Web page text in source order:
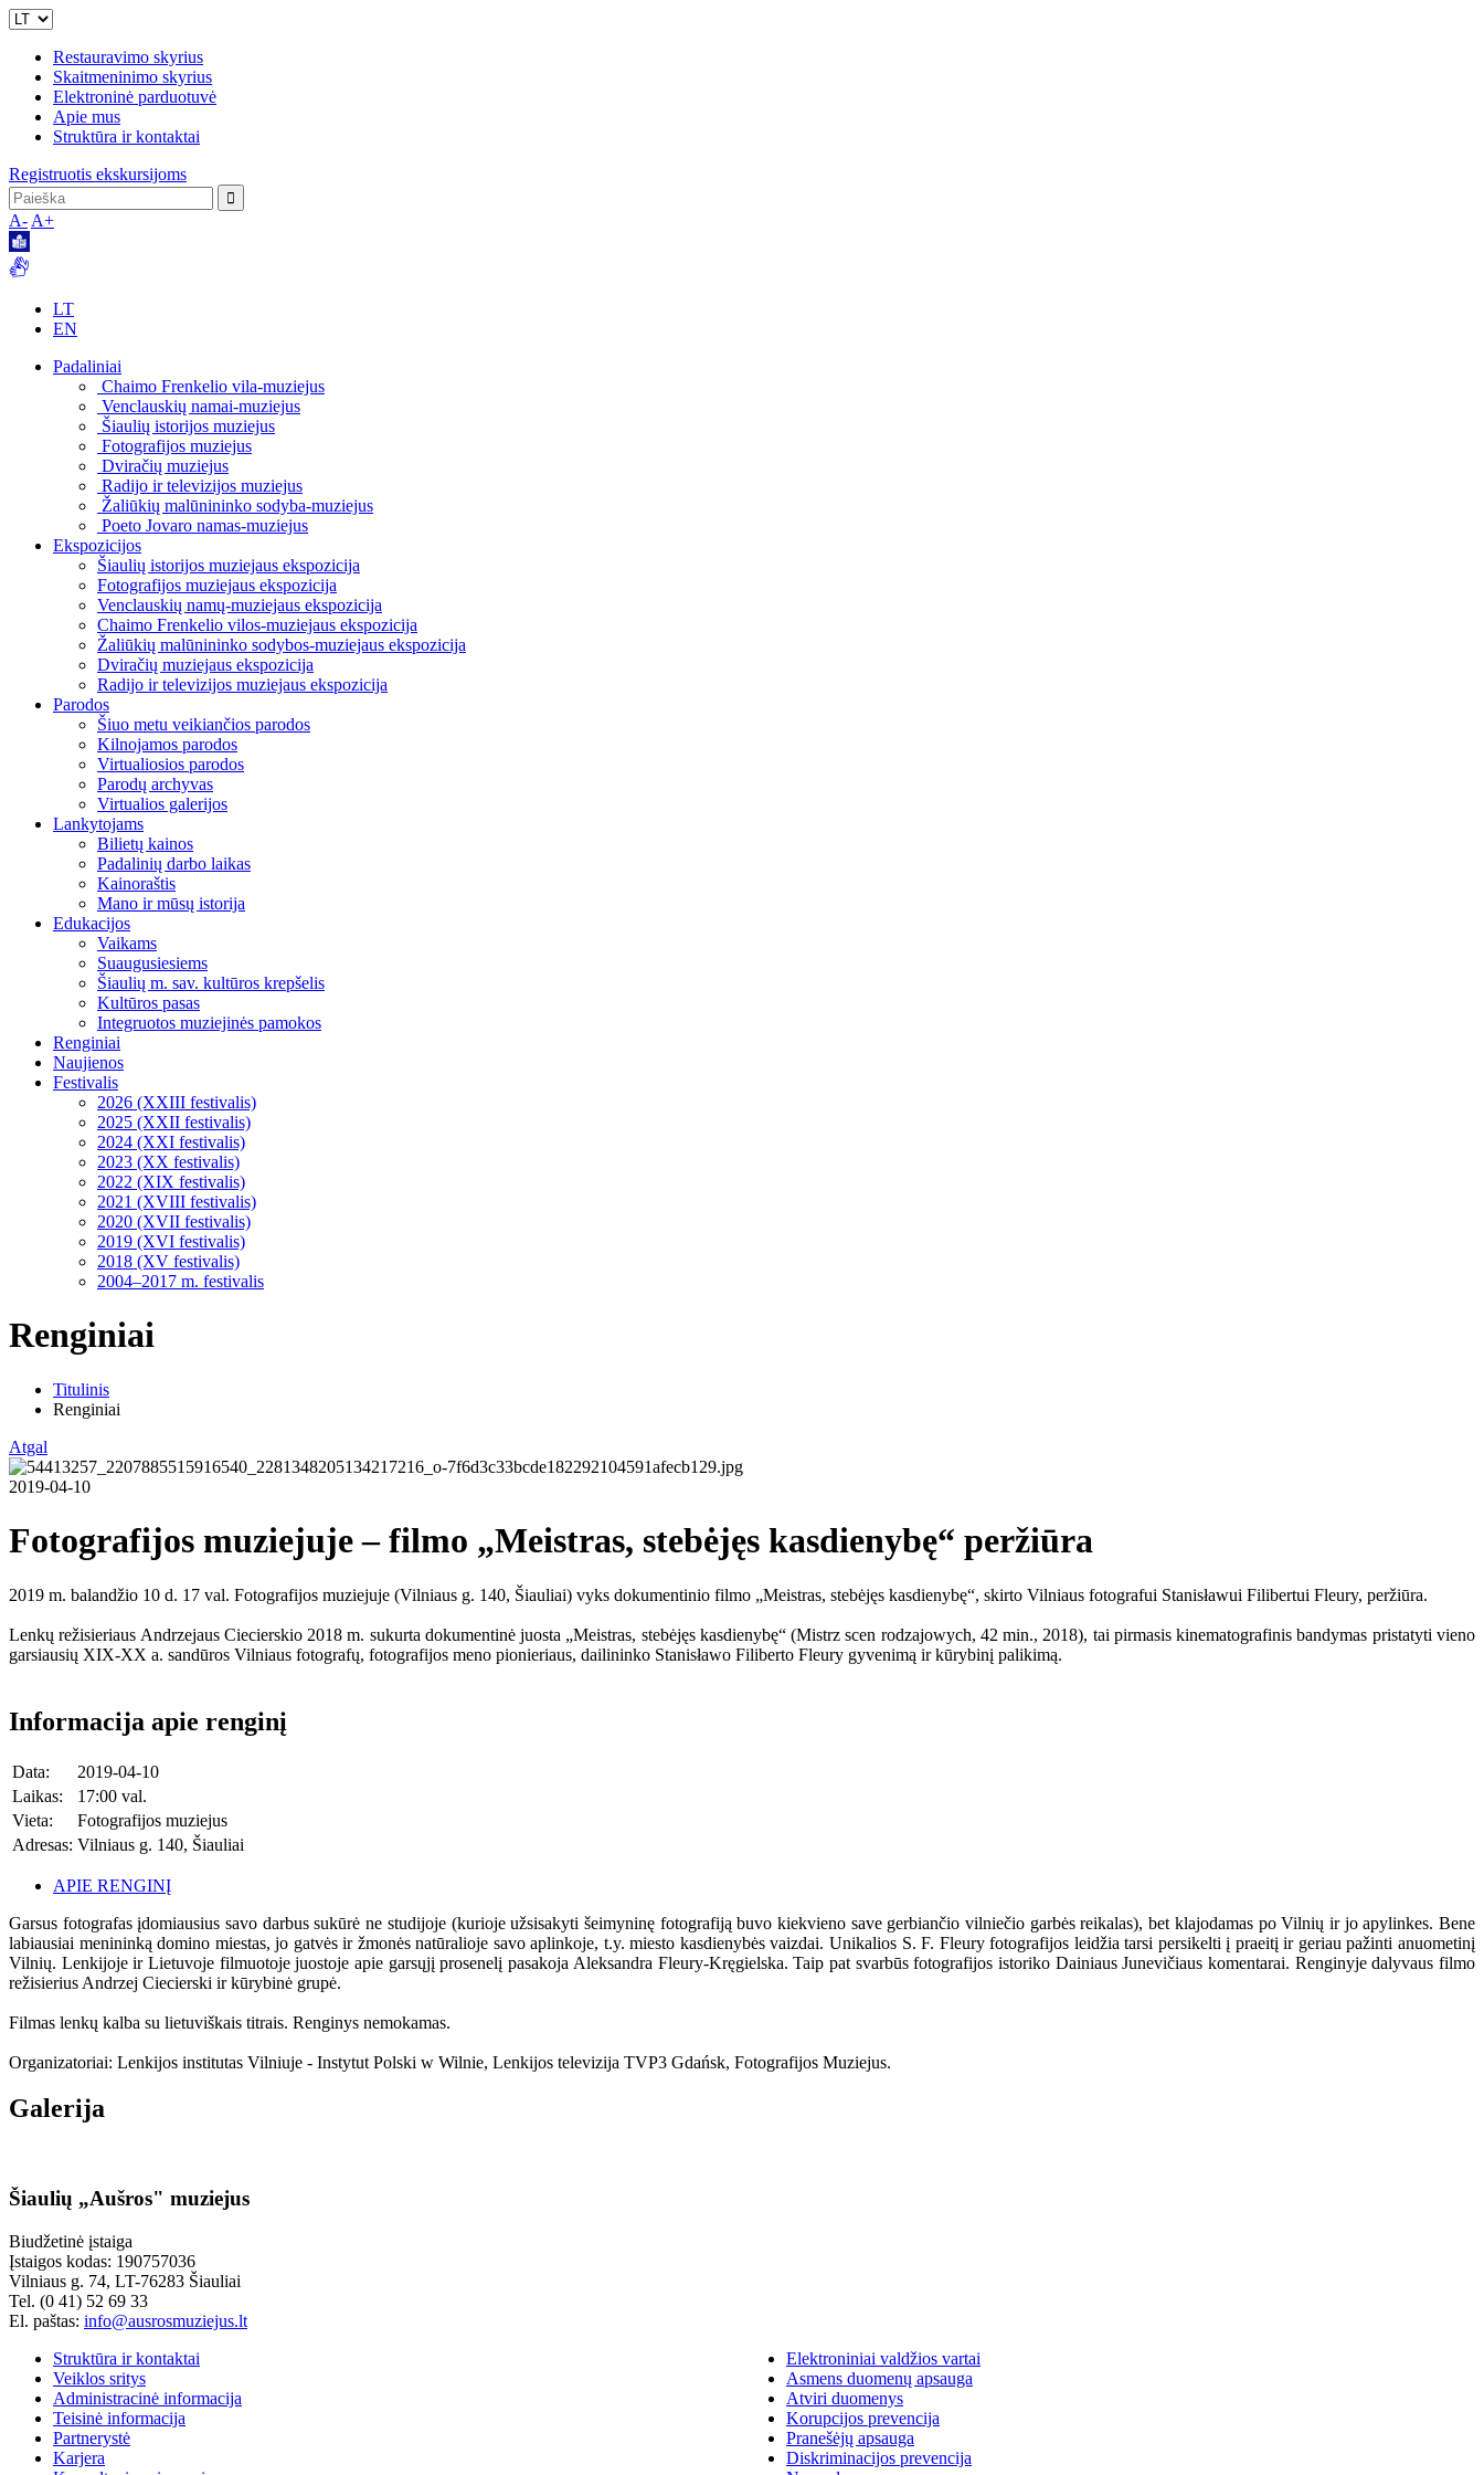
Restauravimo skyrius
Skaitmeninimo skyrius
Elektroninė parduotuvė
Apie mus
Struktūra ir kontaktai
Registruotis ekskursijoms
A- A+
LT
EN
Padaliniai
Chaimo Frenkelio vila-muziejus
Venclauskių namai-muziejus
Šiaulių istorijos muziejus
Fotografijos muziejus
Dviračių muziejus
Radijo ir televizijos muziejus
Žaliūkių malūnininko sodyba-muziejus
Poeto Jovaro namas-muziejus
Ekspozicijos
Šiaulių istorijos muziejaus ekspozicija
Fotografijos muziejaus ekspozicija
Venclauskių namų-muziejaus ekspozicija
Chaimo Frenkelio vilos-muziejaus ekspozicija
Žaliūkių malūnininko sodybos-muziejaus ekspozicija
Dviračių muziejaus ekspozicija
Radijo ir televizijos muziejaus ekspozicija
Parodos
Šiuo metu veikiančios parodos
Kilnojamos parodos
Virtualiosios parodos
Parodų archyvas
Virtualios galerijos
Lankytojams
Bilietų kainos
Padalinių darbo laikas
Kainoraštis
Mano ir mūsų istorija
Edukacijos
Vaikams
Suaugusiesiems
Šiaulių m. sav. kultūros krepšelis
Kultūros pasas
Integruotos muziejinės pamokos
Renginiai
Naujienos
Festivalis
2026 (XXIII festivalis)
2025 (XXII festivalis)
2024 (XXI festivalis)
2023 (XX festivalis)
2022 (XIX festivalis)
2021 (XVIII festivalis)
2020 (XVII festivalis)
2019 (XVI festivalis)
2018 (XV festivalis)
2004–2017 m. festivalis
Renginiai
Titulinis
Renginiai
Atgal
2019-04-10
Fotografijos muziejuje – filmo „Meistras, stebėjęs kasdienybę“ peržiūra
2019 m. balandžio 10 d. 17 val. Fotografijos muziejuje (Vilniaus g. 140, Šiauliai) vyks dokumentinio filmo „Meistras, stebėjęs kasdienybę“, skirto Vilniaus fotografui Stanisławui Filibertui Fleury, peržiūra.
Lenkų režisieriaus Andrzejaus Ciecierskio 2018 m. sukurta dokumentinė juosta „Meistras, stebėjęs kasdienybę“ (Mistrz scen rodzajowych, 42 min., 2018), tai pirmasis kinematografinis bandymas pristatyti vieno
garsiausių XIX-XX a. sandūros Vilniaus fotografų, fotografijos meno pionieriaus, dailininko Stanisławo Filiberto Fleury gyvenimą ir kūrybinį palikimą.
Informacija apie renginį
Data:
2019-04-10
Laikas:
17:00 val.
Vieta:
Fotografijos muziejus
Adresas: Vilniaus g. 140, Šiauliai
APIE RENGINĮ
Garsus fotografas įdomiausius savo darbus sukūrė ne studijoje (kurioje užsisakyti šeimyninę fotografiją buvo kiekvieno save gerbiančio vilniečio garbės reikalas), bet klajodamas po Vilnių ir jo apylinkes. Bene
labiausiai menininką domino miestas, jo gatvės ir žmonės natūralioje savo aplinkoje, t.y. miesto kasdienybės vaizdai. Unikalios S. F. Fleury fotografijos leidžia tarsi persikelti į praeitį ir geriau pažinti anuometinį
Vilnių. Lenkijoje ir Lietuvoje filmuotoje juostoje apie garsųjį prosenelį pasakoja Aleksandra Fleury-Kręgielska. Taip pat svarbūs fotografijos istoriko Dainiaus Junevičiaus komentarai. Renginyje dalyvaus filmo
režisierius Andrzej Ciecierski ir kūrybinė grupė.
Filmas lenkų kalba su lietuviškais titrais. Renginys nemokamas.
Organizatoriai: Lenkijos institutas Vilniuje - Instytut Polski w Wilnie, Lenkijos televizija TVP3 Gdańsk, Fotografijos Muziejus.
Galerija
Šiaulių „Aušros" muziejus
Biudžetinė įstaiga
Įstaigos kodas: 190757036
Vilniaus g. 74, LT-76283 Šiauliai
Tel. (0 41) 52 69 33
El. paštas: info@ausrosmuziejus.lt
Struktūra ir kontaktai
Veiklos sritys
Administracinė informacija
Teisinė informacija
Partnerystė
Karjera
Elektroniniai valdžios vartai
Asmens duomenų apsauga
Atviri duomenys
Korupcijos prevencija
Pranešėjų apsauga
Diskriminacijos prevencija